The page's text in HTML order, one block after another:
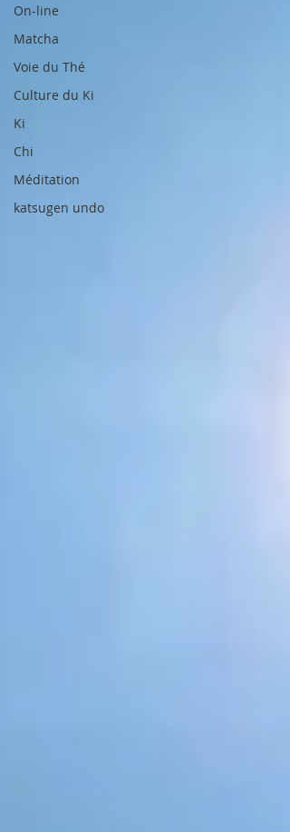
On-line
Matcha
Voie du Thé
Culture du Ki
Ki
Chi
Méditation
katsugen undo